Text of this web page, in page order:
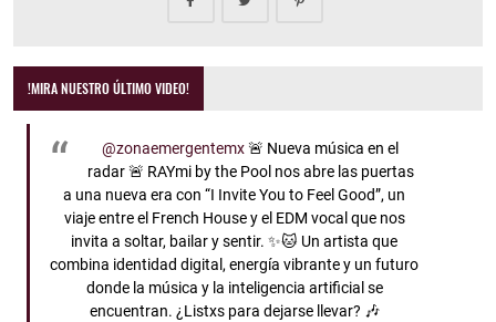
!MIRA NUESTRO ÚLTIMO VIDEO!
@zonaemergentemx🚨 Nueva música en el
radar 🚨 RAYmi by the Pool nos abre las puertas
a una nueva era con “I Invite You to Feel Good”, un
viaje entre el French House y el EDM vocal que nos
invita a soltar, bailar y sentir. ✨🐱 Un artista que
combina identidad digital, energía vibrante y un futuro
donde la música y la inteligencia artificial se
encuentran. ¿Listxs para dejarse llevar? 🎶